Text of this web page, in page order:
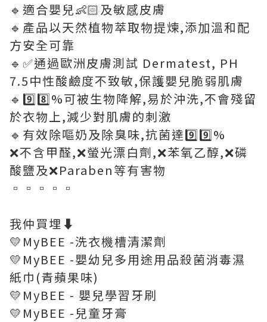
🔹️適合嬰兒👶🏻及敏感皮膚
🔹️產品以天然植物萃取物提煉,添加溫和配
方安全可靠
🔹️✅通過歐洲皮膚測試 Dermatest, PH
7.5中性酸鹼度不致敏,保護嬰兒脆弱肌膚
🔹️9️⃣8️⃣%可被生物降解,易於沖洗,不會殘留
於衣物上,減少對肌膚的刺激
🔹️有效除嘔奶及除臭味,抗菌達9️⃣9️⃣%
❌不含甲醛,❌螢光漂白劑,❌苯氧乙醇,❌磷
酸鹽及❌Paraben等有害物
▫️▫️▫️▫️▫️
我仲買埋⬇️
💛MyBEE -洗衣機槽清潔劑
💛MyBEE -嬰幼兒多用途用品殺菌消毒濕
紙巾(青蘋果味)
💛MyBEE - 嬰兒學習牙刷
💛MyBEE -兒童牙膏